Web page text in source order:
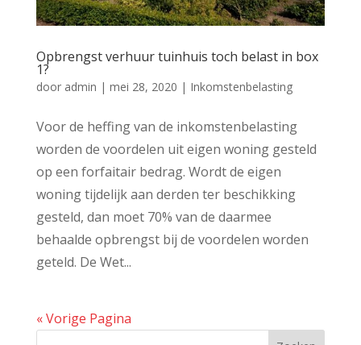
Opbrengst verhuur tuinhuis toch belast in box
1?
door admin | mei 28, 2020 | Inkomstenbelasting
Voor de heffing van de inkomstenbelasting
worden de voordelen uit eigen woning gesteld
op een forfaitair bedrag. Wordt de eigen
woning tijdelijk aan derden ter beschikking
gesteld, dan moet 70% van de daarmee
behaalde opbrengst bij de voordelen worden
geteld. De Wet...
« Vorige Pagina